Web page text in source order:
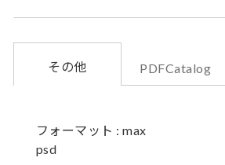
その他 PDFCatalog
フォーマット : max
psd